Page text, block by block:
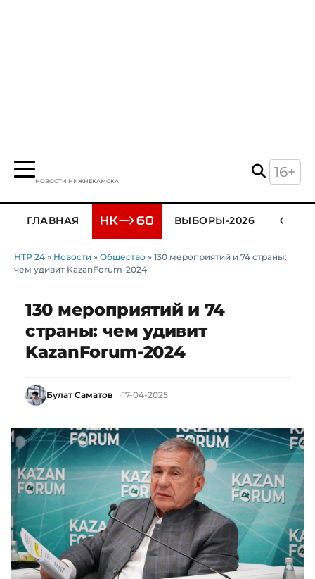
НОВОСТИ НИЖНЕКАМСКА
16+
ГЛАВНАЯ ВЫБОРЫ-2026
НТР 24 » Новости » Общество » 130 мероприятий и 74 страны:
чем удивит KazanForum-2024
130 мероприятий и 74
страны: чем удивит
KazanForum-2024
Булат Саматов 17-04-2025